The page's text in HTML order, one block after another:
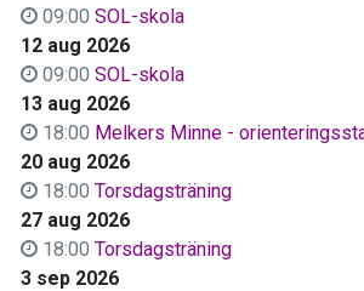
09:00 SOL-skola
12 aug 2026
09:00 SOL-skola
13 aug 2026
18:00 Melkers Minne -
20 aug 2026
18:00 Torsdagsträning
27 aug 2026
18:00 Torsdagsträning
3 sep 2026